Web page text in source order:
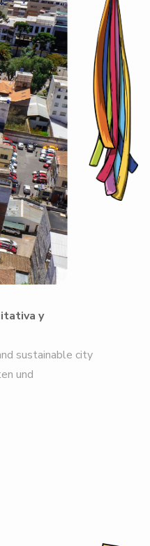
y
sustainable city
und